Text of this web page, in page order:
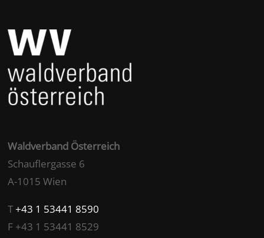
Waldverband Österreich
Schauflergasse 6
A-1015 Wien
T+43 1 53441 8590
F +43 1 53441 8529